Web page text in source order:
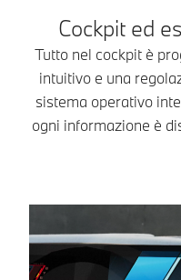
Cockpit ed
Tutto nel cockpit è
intuitivo e una
sistema operativo
ogni informazione è